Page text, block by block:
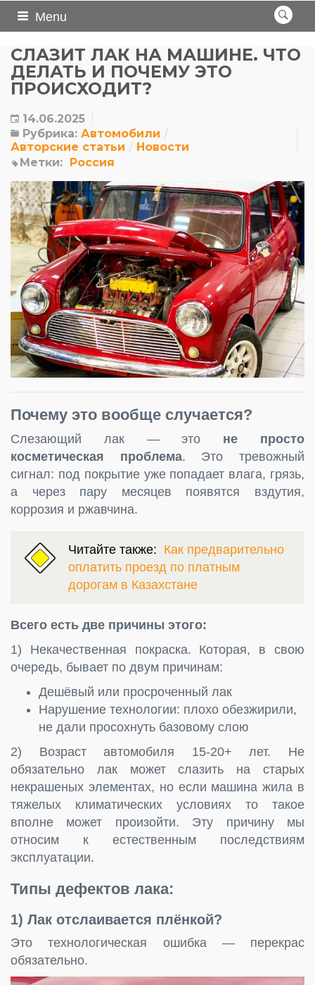
Menu
СЛАЗИТ ЛАК НА МАШИНЕ. ЧТО
ДЕЛАТЬ И ПОЧЕМУ ЭТО
ПРОИСХОДИТ?
14.06.2025
Рубрика: Автомобили
Авторские статьи
Новости
Метки: Россия
Почему это вообще случается?
Слезающий лак — это не просто
косметическая проблема. Это тревожный
сигнал: под покрытие уже попадает влага, грязь,
а через пару месяцев появятся вздутия,
коррозия и ржавчина.
Читайте также: Как предварительно
оплатить проезд по платным
дорогам в Казахстане
Всего есть две причины этого:
1) Некачественная покраска. Которая, в свою
очередь, бывает по двум причинам:
Дешёвый или просроченный лак
Нарушение технологии: плохо обезжирили,
не дали просохнуть базовому слою
2) Возраст автомобиля 15-20+ лет. Не
обязательно лак может слазить на старых
некрашеных элементах, но если машина жила в
тяжелых климатических условиях то такое
вполне может произойти. Эту причину мы
относим к естественным последствиям
эксплуатации.
Типы дефектов лака:
1) Лак отслаивается плёнкой?
Это технологическая ошибка — перекрас
обязательно.